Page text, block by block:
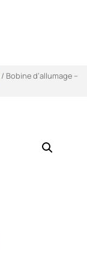
/ Bobine d’allumage –